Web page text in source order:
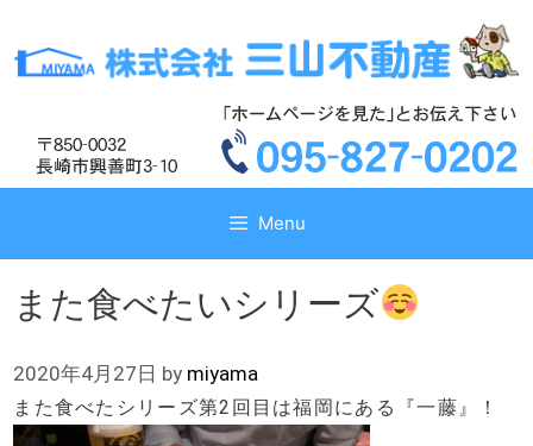
テ
ス
テ
ス
Menu
また食べたいシリーズ
2020年4月27日 by miyama
また食べたシリーズ第2回目は福岡にある『一藤』！